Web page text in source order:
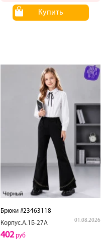
Купить
Брюки #23463118
Корпус.А.1Б-27А
01.08.2026
402руб